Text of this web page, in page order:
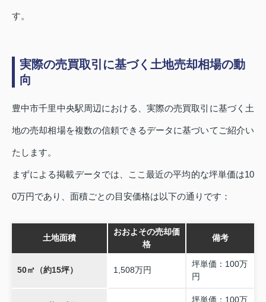
す。
実際の売買取引に基づく土地売却相場の動
向
豊中市千里中央駅周辺における、実際の売買取引に基づく土
地の売却相場を複数の信頼できるデータに基づいてご紹介い
たします。
まずによる掲載データでは、ここ最近の平均的な坪単価は10
0万円であり、面積ごとの目安価格は以下の通りです：
土地面積
おおよその売却価
格
備考
50㎡（約15坪） 1,508万円
坪単価：100万
円
坪単価：100万